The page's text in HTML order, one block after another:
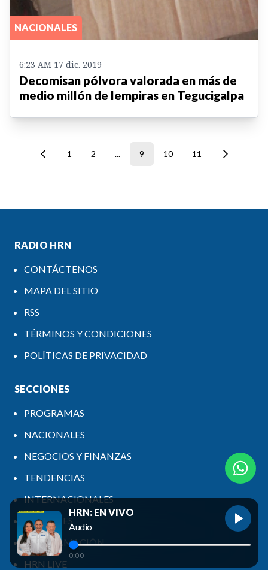
NACIONALES
6:23 AM 17 dic. 2019
Decomisan pólvora valorada en más de
medio millón de lempiras en Tegucigalpa
1 2 ... 9 10 11
RADIO HRN
CONTÁCTENOS
MAPA DEL SITIO
RSS
TÉRMINOS Y CONDICIONES
POLÍTICAS DE PRIVACIDAD
SECCIONES
PROGRAMAS
NACIONALES
NEGOCIOS Y FINANZAS
TENDENCIAS
INTERNACIONALES
DEPORTES
PROGRAMACIÓN
HRN LIVE
HRN: EN VIVO
Audio
0:00